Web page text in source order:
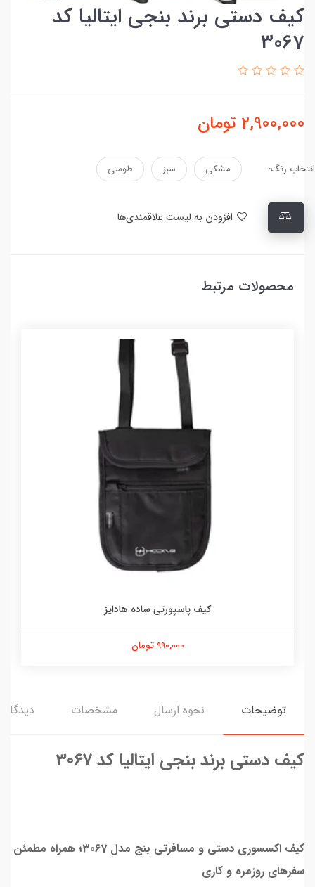
کیف دستی برند بنجی ایتالیا کد
3067
2,900,000 تومان
انتخاب رنگ: مشکی سبز طوسی
محصولات مرتبط
کیف پاسپورتی ساده هادایز
990,000 تومان
توضیحات نحوه ارسال مشخصات
کیف دستی برند بنجی ایتالیا کد 3067
کیف اکسسوری دستی و مسافرتی بنج مدل 3067؛ همراه مطمئن
سفرهای روزمره و کاری